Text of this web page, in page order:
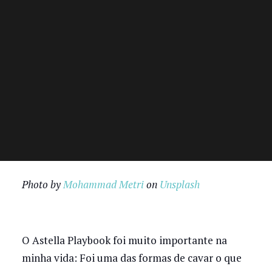
Photo byMohammad Metrion Unsplash
O Astella Playbook foi muito importante na
minha vida: Foi uma das formas de cavar o que